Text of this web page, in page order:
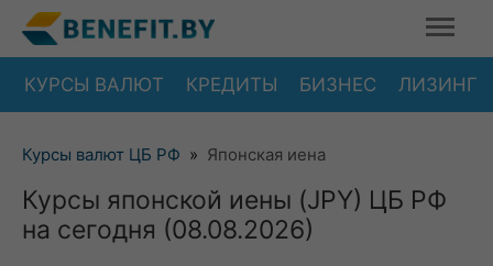
КУРСЫ ВАЛЮТ КРЕДИТЫ БИЗНЕС ЛИЗИНГ
Курсы валют ЦБ РФ » Японская иена
Курсы японской иены (JPY) ЦБ РФ
на сегодня (08.08.2026)